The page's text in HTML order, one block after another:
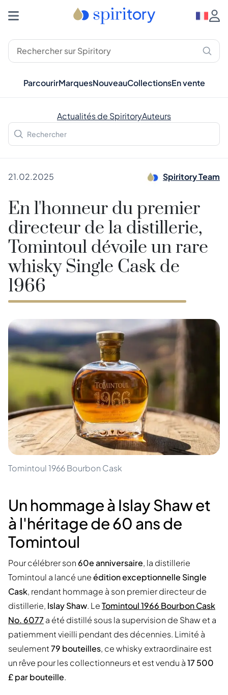
ParcourirMarquesNouveauCollectionsEn vente
Actualités de SpiritoryAuteurs
21.02.2025 Spiritory Team
En l'honneur du premier
directeur de la distillerie,
Tomintoul dévoile un rare
whisky Single Cask de
1966
Tomintoul 1966 Bourbon Cask
Un hommage à Islay Shaw et
à l'héritage de 60 ans de
Tomintoul
Pour célébrer son 60e anniversaire, la distillerie
Tomintoul a lancé uneédition exceptionnelle Single
Cask, rendant hommage à son premier directeur de
distillerie, Islay Shaw. LeTomintoul 1966 Bourbon Cask
No. 6077a été distillé sous la supervision de Shaw et a
patiemment vieilli pendant des décennies. Limité à
seulement79 bouteilles, ce whisky extraordinaire est
un rêve pour les collectionneurs et est vendu à17 500
£ par bouteille.